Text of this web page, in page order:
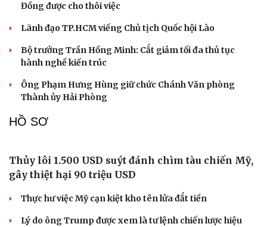
Sức khỏe
Dinh dưỡng - món ngon
Cây thuốc
Nhi khoa
Nam khoa
Phòng mạch online
Đời sống
Nhà đẹp
Đồng được cho thôi việc
Lãnh đạo TP.HCM viếng Chủ tịch Quốc hội Lào
Bộ trưởng Trần Hồng Minh: Cắt giảm tối đa thủ tục
hành nghề kiến trúc
Ông Phạm Hưng Hùng giữ chức Chánh Văn phòng
Thành ủy Hải Phòng
HỒ SƠ